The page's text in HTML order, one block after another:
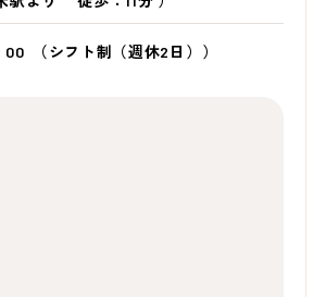
00 （シフト制（週休2日））